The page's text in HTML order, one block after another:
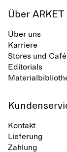
Über ARKET
Über uns
Karriere
Stores und
Editorials
Kontakt
Lieferung
Zahlung